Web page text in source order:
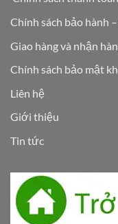
Chính sách bảo hành
Giao hàng và nhận
Chính sách bảo mật
Liên hệ
Giới thiệu
Tin tức